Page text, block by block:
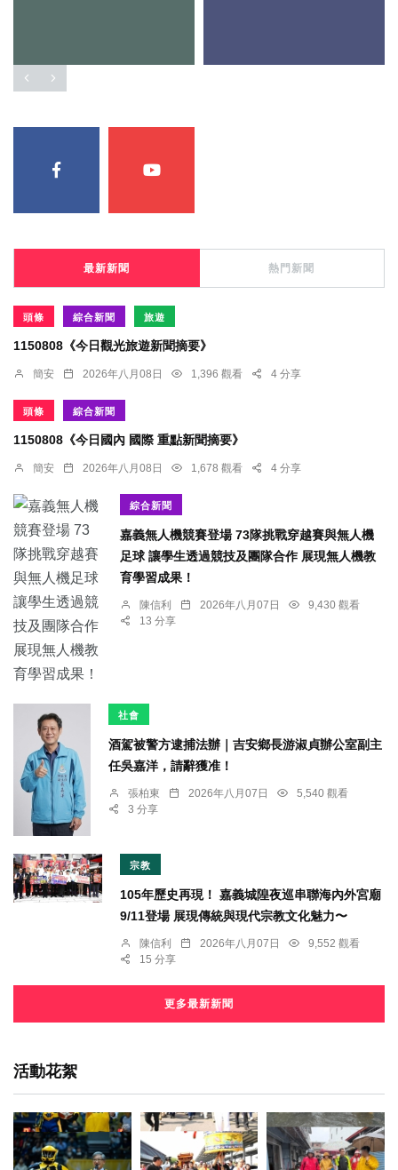
最新新聞 熱門新聞
頭條 綜合新聞 旅遊
1150808《今日觀光旅遊新聞摘要》
簡安 2026年八月08日 1,396 觀看 4 分享
頭條 綜合新聞
1150808《今日國內 國際 重點新聞摘要》
簡安 2026年八月08日 1,678 觀看 4 分享
綜合新聞
嘉義無人機競賽登場 73隊挑戰穿越賽與無人機
足球 讓學生透過競技及團隊合作 展現無人機教
育學習成果！
陳信利 2026年八月07日
9,430 觀看
13 分享
社會
酒駕被警方逮捕法辦｜吉安鄉長游淑貞辦公室副主
任吳嘉洋，請辭獲准！
張柏東 2026年八月07日
5,540 觀看
3 分享
宗教
105年歷史再現！ 嘉義城隍夜巡串聯海內外宮廟
9/11登場 展現傳統與現代宗教文化魅力〜
陳信利 2026年八月07日
9,552 觀看
15 分享
更多最新新聞
活動花絮